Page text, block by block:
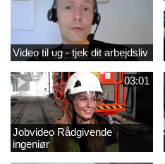
Video til ug - tjek dit arbejdsliv
03:01
Jobvideo Rådgivende
ingeniør